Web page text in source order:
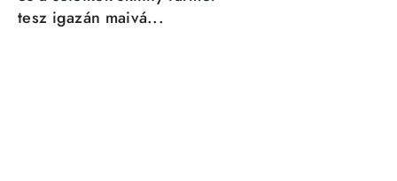
tesz igazán maivá...